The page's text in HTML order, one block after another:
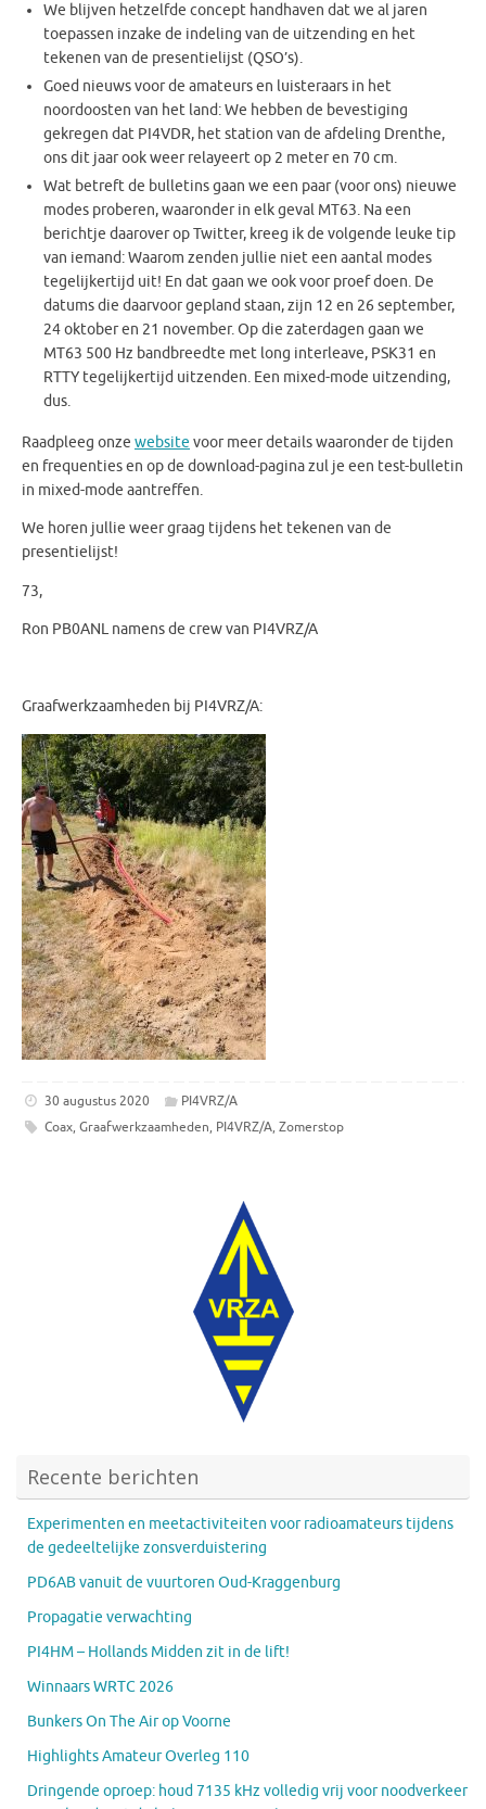
We blijven hetzelfde concept handhaven dat we al jaren
toepassen inzake de indeling van de uitzending en het
tekenen van de presentielijst (QSO’s).
Goed nieuws voor de amateurs en luisteraars in het
noordoosten van het land: We hebben de bevestiging
gekregen dat PI4VDR, het station van de afdeling Drenthe,
ons dit jaar ook weer relayeert op 2 meter en 70 cm.
Wat betreft de bulletins gaan we een paar (voor ons) nieuwe
modes proberen, waaronder in elk geval MT63. Na een
berichtje daarover op Twitter, kreeg ik de volgende leuke tip
van iemand: Waarom zenden jullie niet een aantal modes
tegelijkertijd uit! En dat gaan we ook voor proef doen. De
datums die daarvoor gepland staan, zijn 12 en 26 september,
24 oktober en 21 november. Op die zaterdagen gaan we
MT63 500 Hz bandbreedte met long interleave, PSK31 en
RTTY tegelijkertijd uitzenden. Een mixed-mode uitzending,
dus.
Raadpleeg onze website voor meer details waaronder de tijden
en frequenties en op de download-pagina zul je een test-bulletin
in mixed-mode aantreffen.
We horen jullie weer graag tijdens het tekenen van de
presentielijst!
73,
Ron PB0ANL namens de crew van PI4VRZ/A
Graafwerkzaamheden bij PI4VRZ/A:
30 augustus 2020
PI4VRZ/A
Coax, Graafwerkzaamheden, PI4VRZ/A, Zomerstop
Recente berichten
Experimenten en meetactiviteiten voor radioamateurs tijdens
de gedeeltelijke zonsverduistering
PD6AB vanuit de vuurtoren Oud-Kraggenburg
Propagatie verwachting
PI4HM – Hollands Midden zit in de lift!
Winnaars WRTC 2026
Bunkers On The Air op Voorne
Highlights Amateur Overleg 110
Dringende oproep: houd 7135 kHz volledig vrij voor noodverkeer